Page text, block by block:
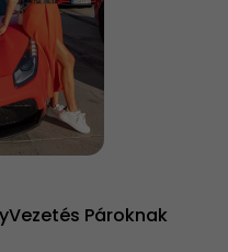
Pároknak